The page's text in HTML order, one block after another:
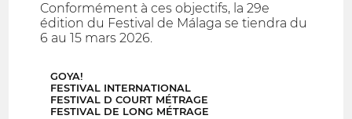
Conformément à ces objectifs, la 29e
édition du Festival de Málaga se tiendra du
6 au 15 mars 2026.
GOYA!
FESTIVAL INTERNATIONAL
FESTIVAL D COURT MÉTRAGE
FESTIVAL DE LONG MÉTRAGE